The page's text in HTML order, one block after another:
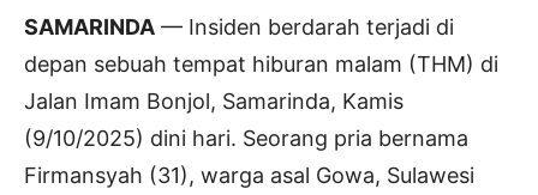
SAMARINDA — Insiden berdarah terjadi di
depan sebuah tempat hiburan malam (THM) di
Jalan Imam Bonjol, Samarinda, Kamis
(9/10/2025) dini hari. Seorang pria bernama
Firmansyah (31), warga asal Gowa, Sulawesi